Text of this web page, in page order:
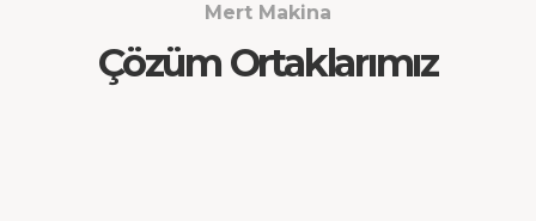
Mert Makina
Çözüm Ortaklarımız